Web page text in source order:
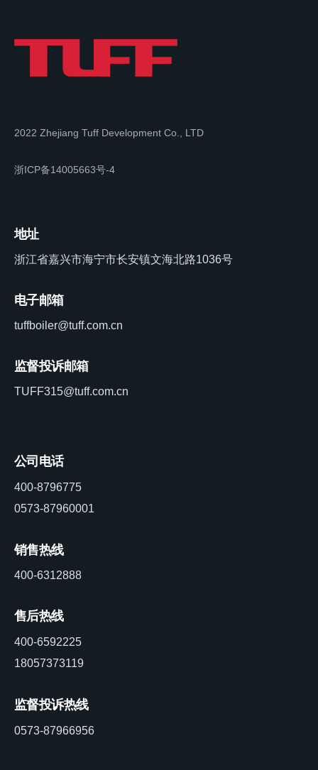
2022 Zhejiang Tuff Development Co., LTD
浙ICP备14005663号-4
地址
浙江省嘉兴市海宁市长安镇文海北路1036号
电子邮箱
tuffboiler@tuff.com.cn
监督投诉邮箱
TUFF315@tuff.com.cn
公司电话
400-8796775
0573-87960001
销售热线
400-6312888
售后热线
400-6592225
18057373119
监督投诉热线
0573-87966956